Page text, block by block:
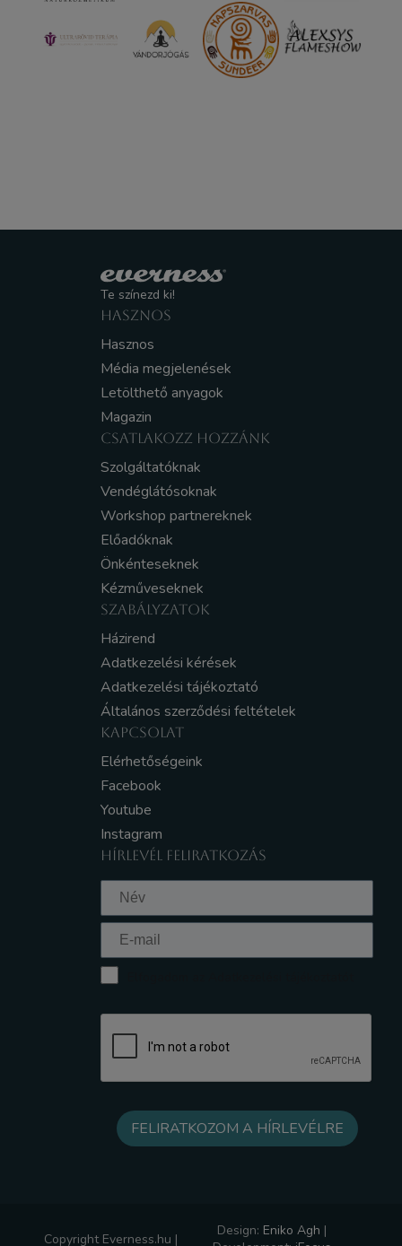
Te színezd ki!
HASZNOS
Hasznos
Média megjelenések
Letölthető anyagok
Magazin
CSATLAKOZZ HOZZÁNK
Szolgáltatóknak
Vendéglátósoknak
Workshop partnereknek
Előadóknak
Önkénteseknek
Kézműveseknek
SZABÁLYZATOK
Házirend
Adatkezelési kérések
Adatkezelési tájékoztató
Általános szerződési feltételek
KAPCSOLAT
Elérhetőségeink
Facebook
Youtube
Instagram
HÍRLEVÉL FELIRATKOZÁS
Copyright Everness.hu | Design: Eniko Agh |